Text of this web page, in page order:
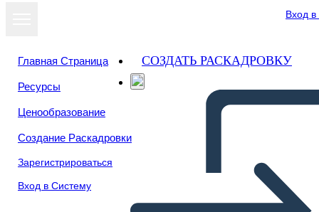
Вход
Главная Страница
Ресурсы
Ценообразование
Создание Раскадровки
Зарегистрироваться
Вход в Систему
СОЗДАТЬ РАСКАДРОВКУ